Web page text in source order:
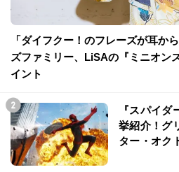
「ダイフクー！のフレーズが耳か
ズファミリー、LiSAの『ミニオン
イント
『スパイ
挙紹介！グ
ター・オク